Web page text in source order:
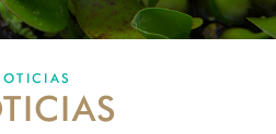
DE QUEJAS Y RECLAMOS